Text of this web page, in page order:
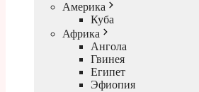
Америка
Куба
Африка
Ангола
Гвинея
Египет
Эфиопия